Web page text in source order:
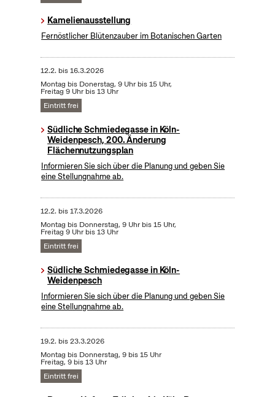
Kamelienausstellung
Fernöstlicher Blütenzauber im Botanischen Garten
12.2. bis16.3.2026
Montag bis Donerstag, 9 Uhr bis 15 Uhr,
Freitag 9 Uhr bis 13 Uhr
Eintritt frei
Südliche Schmiedegasse in Köln-
Weidenpesch, 200. Änderung
Flächennutzungsplan
Informieren Sie sich über die Planung und geben Sie
eine Stellungnahme ab.
12.2. bis17.3.2026
Montag bis Donnerstag, 9 Uhr bis 15 Uhr,
Freitag 9 Uhr bis 13 Uhr
Eintritt frei
Südliche Schmiedegasse in Köln-
Weidenpesch
Informieren Sie sich über die Planung und geben Sie
eine Stellungnahme ab.
19.2. bis23.3.2026
Montag bis Donnerstag, 9 bis 15 Uhr
Freitag, 9 bis 13 Uhr
Eintritt frei